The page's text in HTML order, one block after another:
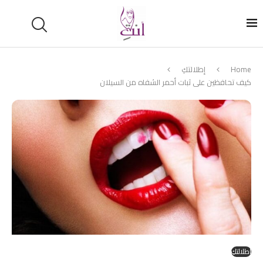
Home
إطلالتكِ
كيف تحافظين على ثبات أحمر الشفاه من السيلان
إطلالتكِ